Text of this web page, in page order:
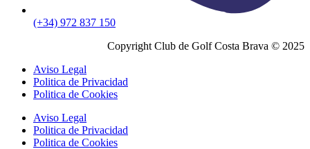
(+34) 972 837 150
Copyright Club de Golf Costa Brava © 2025
Aviso Legal
Politica de Privacidad
Politica de Cookies
Aviso Legal
Politica de Privacidad
Politica de Cookies